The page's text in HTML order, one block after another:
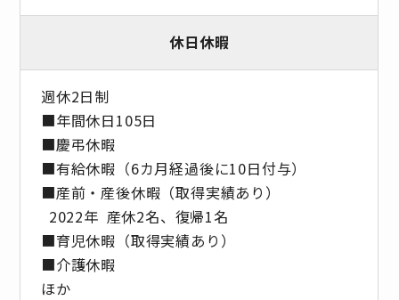
休日休暇
週休2日制
■年間休日105日
■慶弔休暇
■有給休暇（6カ月経過後に10日付与）
■産前・産後休暇（取得実績あり）
2022年 産休2名、復帰1名
■育児休暇（取得実績あり）
■介護休暇
ほか